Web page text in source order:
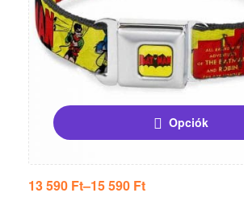
Opciók
13 590 Ft–15 590 Ft